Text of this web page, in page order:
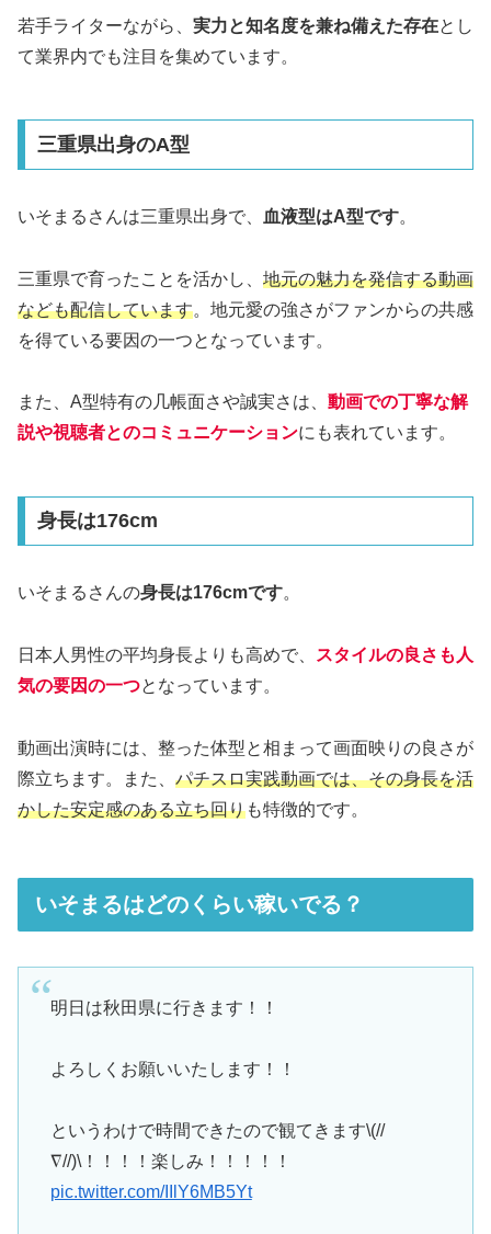
若手ライターながら、 実力と知名度を兼ね備えた存在とし
て業界内でも注目を集めています。
三重県出身のA型
いそまるさんは三重県出身で、 血液型はA型です。
三重県で育ったことを活かし、 地元の魅力を発信する動画
なども配信しています。地元愛の強さがファンからの共感
を得ている要因の一つとなっています。
また、A型特有の几帳面さや誠実さは、 動画での丁寧な解
説や視聴者とのコミュニケーションにも表れています。
身長は176cm
いそまるさんの身長は176cmです。
日本人男性の平均身長よりも高めで、
スタイルの良さも人
気の要因の一つとなっています。
動画出演時には、整った体型と相まって画面映りの良さが
際立ちます。また、 パチスロ実践動画では、その身長を活
かした安定感のある立ち回りも特徴的です。
いそまるはどのくらい稼いでる？
明日は秋田県に行きます！！
よろしくお願いいたします！！
というわけで時間できたので観てきます\(//
∇//)\！！！！楽しみ！！！！！
pic.twitter.com/IIlY6MB5Yt